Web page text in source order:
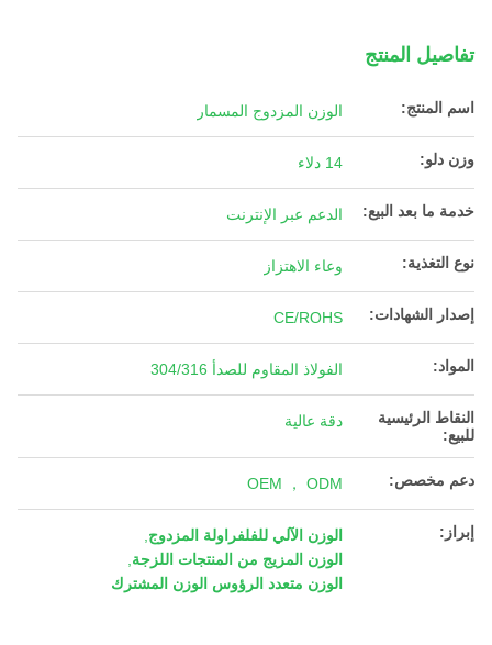
تفاصيل المنتج
اسم المنتج: الوزن المزدوج المسمار
وزن دلو: 14 دلاء
خدمة ما بعد البيع: الدعم عبر الإنترنت
نوع التغذية: وعاء الاهتزاز
إصدار الشهادات: CE/ROHS
المواد: الفولاذ المقاوم للصدأ 304/316
النقاط الرئيسية
للبيع:
دقة عالية
دعم مخصص: OEM ， ODM
إبراز: الوزن الآلي للفلفراولة المزدوج
الوزن المزيج من المنتجات اللزجة
الوزن متعدد الرؤوس الوزن المشترك